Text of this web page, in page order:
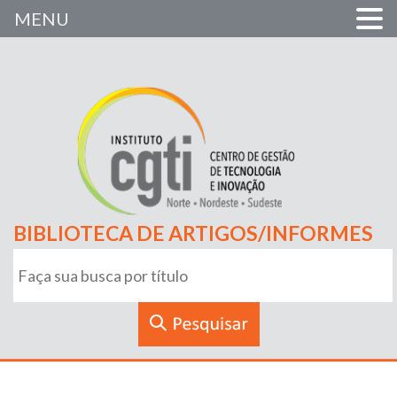
BIBLIOTECA DE ARTIGOS/INFORMES
MENU